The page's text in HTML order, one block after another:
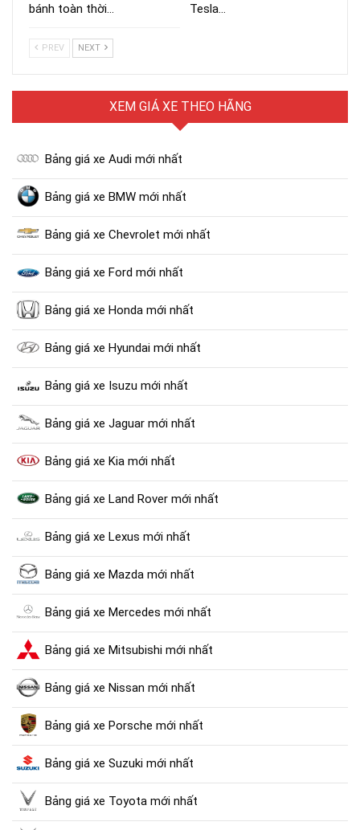
bánh toàn thời…
Tesla…
PREV NEXT
XEM GIÁ XE THEO HÃNG
Bảng giá xe Audi mới nhất
Bảng giá xe BMW mới nhất
Bảng giá xe Chevrolet mới nhất
Bảng giá xe Ford mới nhất
Bảng giá xe Honda mới nhất
Bảng giá xe Hyundai mới nhất
Bảng giá xe Isuzu mới nhất
Bảng giá xe Jaguar mới nhất
Bảng giá xe Kia mới nhất
Bảng giá xe Land Rover mới nhất
Bảng giá xe Lexus mới nhất
Bảng giá xe Mazda mới nhất
Bảng giá xe Mercedes mới nhất
Bảng giá xe Mitsubishi mới nhất
Bảng giá xe Nissan mới nhất
Bảng giá xe Porsche mới nhất
Bảng giá xe Suzuki mới nhất
Bảng giá xe Toyota mới nhất